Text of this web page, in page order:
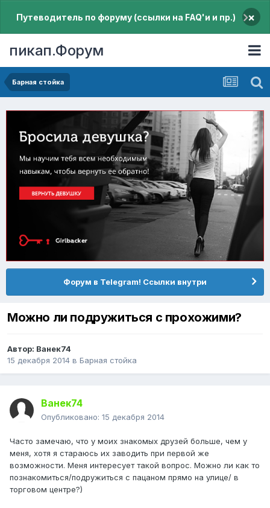
Путеводитель по форуму (ссылки на FAQ'и и пр.) ×
пикап.Форум
Барная стойка
Форум в Telegram! Ссылки внутри
Можно ли подружиться с прохожими?
Автор: Ванек74
15 декабря 2014 в Барная стойка
Ванек74
Опубликовано: 15 декабря 2014
Часто замечаю, что у моих знакомых друзей больше, чем у
меня, хотя я стараюсь их заводить при первой же
возможности. Меня интересует такой вопрос. Можно ли как то
познакомиться/подружиться с пацаном прямо на улице/ в
торговом центре?)